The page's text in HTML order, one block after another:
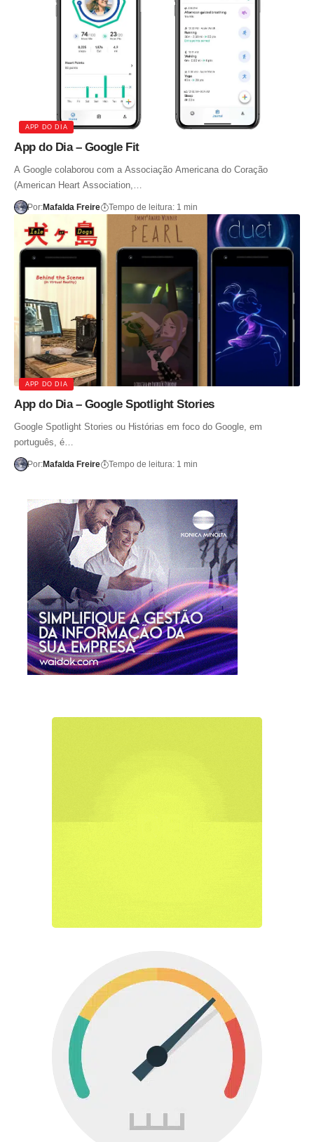
APP DO DIA
App do Dia – Google Fit
A Google colaborou com a Associação Americana do Coração
(American Heart Association,…
Por:Mafalda Freire Tempo de leitura: 1 min
APP DO DIA
App do Dia – Google Spotlight Stories
Google Spotlight Stories ou Histórias em foco do Google, em
português, é…
Por:Mafalda Freire Tempo de leitura: 1 min